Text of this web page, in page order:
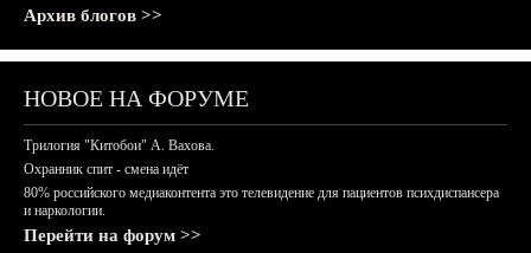
Архив блогов >>
НОВОЕ НА ФОРУМЕ
Трилогия "Китобои" А. Вахова.
Охранник спит - смена идёт
80% российского медиаконтента это телевидение для пациентов психдиспансера
и наркологии.
Перейти на форум >>